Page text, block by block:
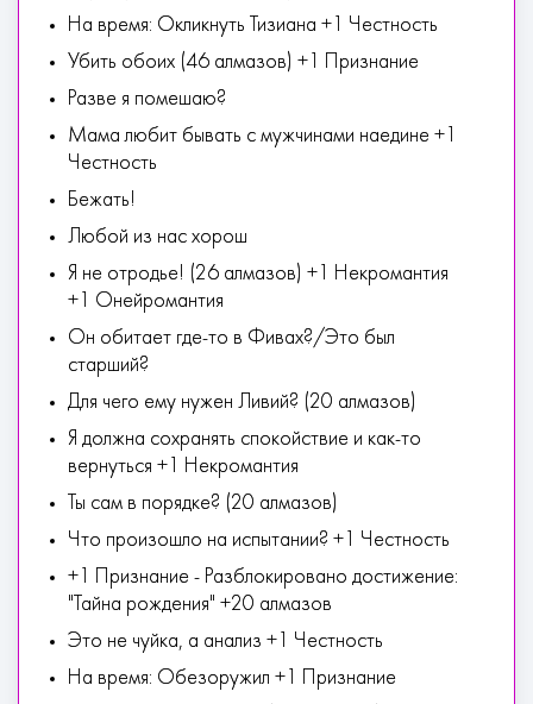
На время: Окликнуть Тизиана +1 Честность
Убить обоих (46 алмазов) +1 Признание
Разве я помешаю?
Мама любит бывать с мужчинами наедине +1
Честность
Бежать!
Любой из нас хорош
Я не отродье! (26 алмазов) +1 Некромантия
+1 Онейромантия
Он обитает где-то в Фивах?/Это был
старший?
Для чего ему нужен Ливий? (20 алмазов)
Я должна сохранять спокойствие и как-то
вернуться +1 Некромантия
Ты сам в порядке? (20 алмазов)
Что произошло на испытании? +1 Честность
+1 Признание - Разблокировано достижение:
"Тайна рождения" +20 алмазов
Это не чуйка, а анализ +1 Честность
На время: Обезоружил +1 Признание